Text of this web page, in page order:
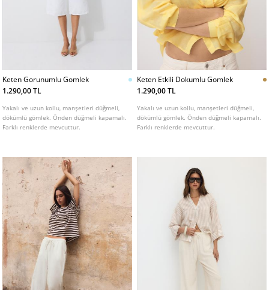
Keten Gorunumlu Gomlek
1.290,00 TL
Yakalı ve uzun kollu, manşetleri düğmeli,
dökümlü gömlek. Önden düğmeli kapamalı.
Farklı renklerde mevcuttur.
Keten Etkili Dokumlu Gomlek
1.290,00 TL
Yakalı ve uzun kollu, manşetleri düğmeli,
dökümlü gömlek. Önden düğmeli kapamalı.
Farklı renklerde mevcuttur.